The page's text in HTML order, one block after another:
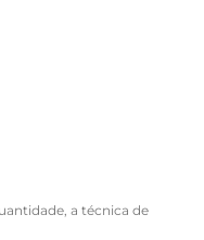
a técnica de